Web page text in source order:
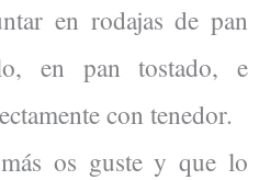
en rodajas de pan
en pan tostado, e
con tenedor.
os guste y que lo